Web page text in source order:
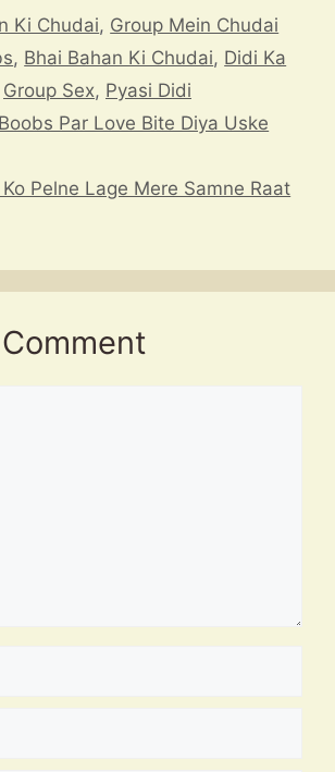
e
a
d
s
e
gr
a
m
c
e
b
o
k
a
p
c
h
Ki Chudai, Group Mein Chudai
, Bhai Bahan Ki Chudai, Didi Ka
Group Sex, Pyasi Didi
Par Love Bite Diya Uske
Pelne Lage Mere Samne Raat